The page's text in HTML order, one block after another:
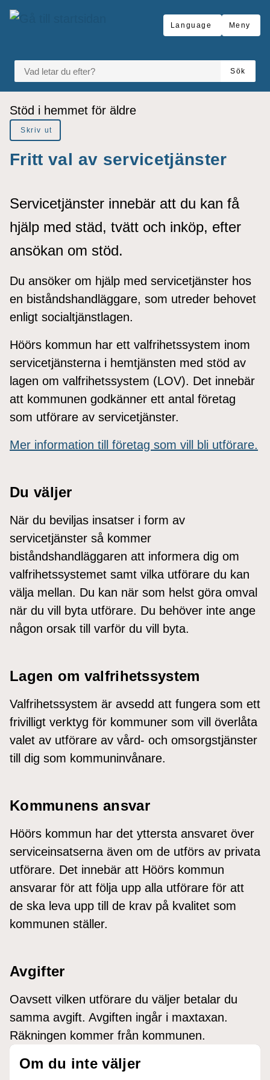
Gå till innehåll
till sidomeny
Language Meny
VAD LETAR DU EFTER?
Sök
Du är här:
Stöd i hemmet för äldre
Skriv ut
Fritt val av servicetjänster
Servicetjänster innebär att du kan få
hjälp med städ, tvätt och inköp, efter
ansökan om stöd.
Du ansöker om hjälp med servicetjänster hos
en biståndshandläggare, som utreder behovet
enligt socialtjänstlagen.
Höörs kommun har ett valfrihetssystem inom
servicetjänsterna i hemtjänsten med stöd av
lagen om valfrihetssystem (LOV). Det innebär
att kommunen godkänner ett antal företag
som utförare av servicetjänster.
Mer information till företag som vill bli utförare.
Du väljer
När du beviljas insatser i form av
servicetjänster så kommer
biståndshandläggaren att informera dig om
valfrihetssystemet samt vilka utförare du kan
välja mellan. Du kan när som helst göra omval
när du vill byta utförare. Du behöver inte ange
någon orsak till varför du vill byta.
Lagen om valfrihetssystem
Valfrihetssystem är avsedd att fungera som ett
frivilligt verktyg för kommuner som vill överlåta
valet av utförare av vård- och omsorgstjänster
till dig som kommuninvånare.
Kommunens ansvar
Höörs kommun har det yttersta ansvaret över
serviceinsatserna även om de utförs av privata
utförare. Det innebär att Höörs kommun
ansvarar för att följa upp alla utförare för att
de ska leva upp till de krav på kvalitet som
kommunen ställer.
Avgifter
Oavsett vilken utförare du väljer betalar du
samma avgift. Avgiften ingår i maxtaxan.
Räkningen kommer från kommunen.
Om du inte väljer